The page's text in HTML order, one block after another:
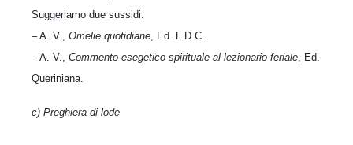
Suggeriamo due sussidi:
– A. V., Omelie quotidiane , Ed. L.D.C.
– A. V., Commento esegetico-spirituale al lezionario feriale , Ed.
Queriniana.
c) Preghiera di lode